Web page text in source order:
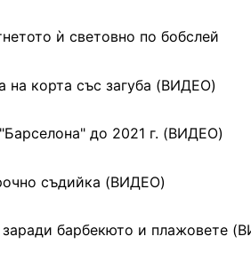
ѝ световно по бобслей
на корта със загуба (ВИДЕО)
до 2021 г. (ВИДЕО)
съдийка (ВИДЕО)
барбекюто и плажовете